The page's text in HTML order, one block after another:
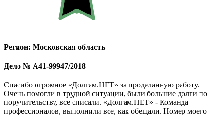
Регион: Московская область
Дело № А41-99947/2018
Спасибо огромное «Долгам.НЕТ» за проделанную работу.
Очень помогли в трудной ситуации, были большие долги по
поручительству, все списали. «Долгам.НЕТ» - Команда
профессионалов, выполнили все, как обещали. Номер моего